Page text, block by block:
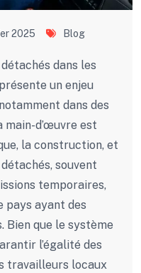
2025 Blog
dans les
un enjeu
dans des
d’œuvre est
la construction, et
souvent
temporaires,
pays ayant des
Bien que le système
l’égalité des
travailleurs locaux